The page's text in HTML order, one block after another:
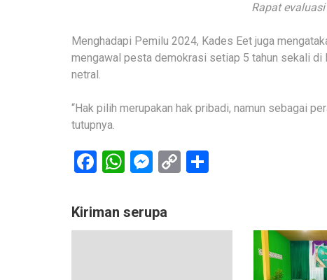
Rapat
Menghadapi Pemilu 2024, Kades Eet juga
mengawal pesta demokrasi setiap 5 tahun sekali di
netral.
“Hak pilih merupakan hak pribadi, namun sebagai
tutupnya.
Facebook
WhatsApp
Messenger
Copy
Kiriman serupa